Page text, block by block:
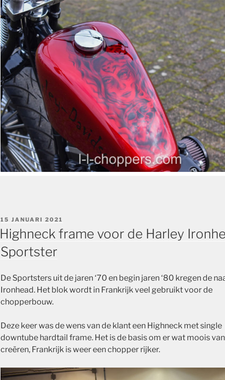
GEPLAATST
OP
15 JANUARI 2021
Highneck frame voor de Harley
Sportster
De Sportsters uit de jaren ‘70 en begin jaren ‘80 kregen de
Ironhead. Het blok wordt in Frankrijk veel gebruikt voor de
chopperbouw.
Deze keer was de wens van de klant een Highneck met single
downtube hardtail frame. Het is de basis om er wat moois
creëren, Frankrijk is weer een chopper rijker.